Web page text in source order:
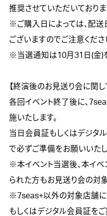
推奨させていただいておりま
※ご購入日によっては、配
ございますのでご注意くださ
※当選通知は10月31日(金)を
【終演後のお見送り会に関し
各回イベント終了後に、
施いたします。
当日会員証もしくはデジタ
で必ずご準備をお願いいたし
※本イベント当選後、本イ
られた方もお見送り会の対
※7seas+以外の対象店舗に
もしくはデジタル会員証を